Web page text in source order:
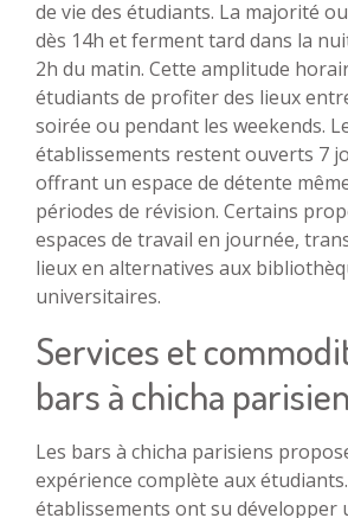
de vie des étudiants. La majorité
dès 14h et ferment tard dans la
2h du matin. Cette amplitude
étudiants de profiter des lieux
soirée ou pendant les weekends.
établissements restent ouverts 7
offrant un espace de détente
périodes de révision. Certains
espaces de travail en journée,
lieux en alternatives aux
universitaires.
Services et
bars à chicha
Les bars à chicha parisiens
expérience complète aux
établissements ont su développer